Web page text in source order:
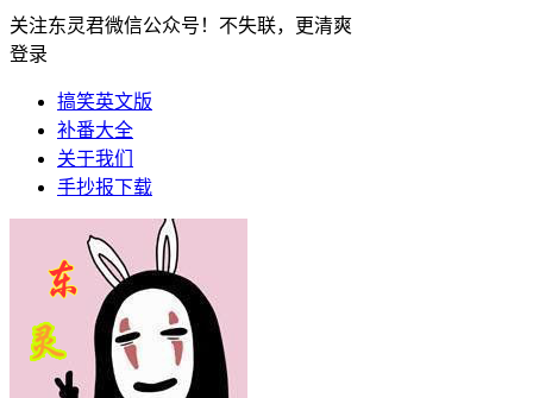
关注东灵君微信公众号！不失联，更清爽
登录
搞笑英文版
补番大全
关于我们
手抄报下载